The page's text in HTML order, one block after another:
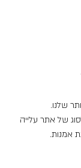
שלנו.
של אתר עלייה
אמנות.